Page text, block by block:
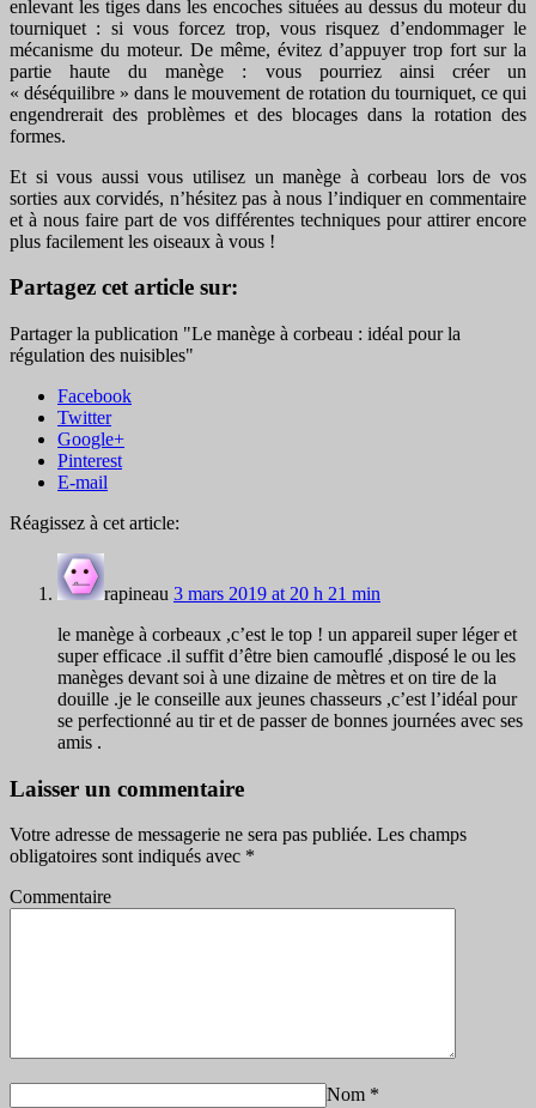
enlevant les tiges dans les encoches situées au dessus du moteur du
tourniquet : si vous forcez trop, vous risquez d’endommager le
mécanisme du moteur. De même, évitez d’appuyer trop fort sur la
partie haute du manège : vous pourriez ainsi créer un
« déséquilibre » dans le mouvement de rotation du tourniquet, ce qui
engendrerait des problèmes et des blocages dans la rotation des
formes.
Et si vous aussi vous utilisez un manège à corbeau lors de vos
sorties aux corvidés, n’hésitez pas à nous l’indiquer en commentaire
et à nous faire part de vos différentes techniques pour attirer encore
plus facilement les oiseaux à vous !
Partagez cet article sur:
Partager la publication "Le manège à corbeau : idéal pour la
régulation des nuisibles"
Facebook
Twitter
Google+
Pinterest
E-mail
Réagissez à cet article:
rapineau 3 mars 2019 at 20 h 21 min
le manège à corbeaux ,c’est le top ! un appareil super léger et
super efficace .il suffit d’être bien camouflé ,disposé le ou les
manèges devant soi à une dizaine de mètres et on tire de la
douille .je le conseille aux jeunes chasseurs ,c’est l’idéal pour
se perfectionné au tir et de passer de bonnes journées avec ses
amis .
Laisser un commentaire
Votre adresse de messagerie ne sera pas publiée. Les champs
obligatoires sont indiqués avec *
Commentaire
Nom *